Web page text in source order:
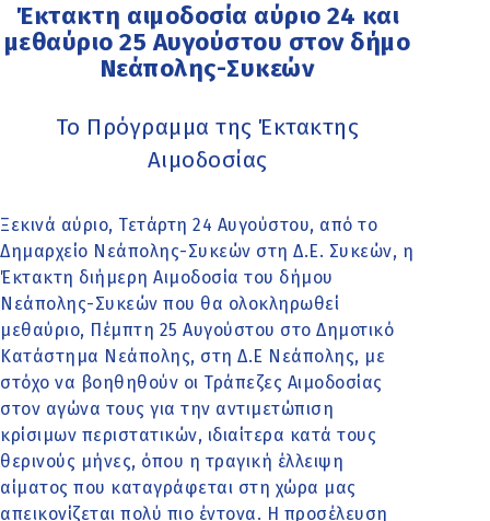
Έκτακτη αιμοδοσία αύριο 24 και
μεθαύριο 25 Αυγούστου στον δήμο
Νεάπολης-Συκεών
Το Πρόγραμμα της Έκτακτης
Αιμοδοσίας
Ξεκινά αύριο, Τετάρτη 24 Αυγούστου, από το
Δημαρχείο Νεάπολης-Συκεών στη Δ.Ε. Συκεών, η
Έκτακτη διήμερη Αιμοδοσία του δήμου
Νεάπολης-Συκεών που θα ολοκληρωθεί
μεθαύριο, Πέμπτη 25 Αυγούστου στο Δημοτικό
Κατάστημα Νεάπολης, στη Δ.Ε Νεάπολης, με
στόχο να βοηθηθούν οι Τράπεζες Αιμοδοσίας
στον αγώνα τους για την αντιμετώπιση
κρίσιμων περιστατικών, ιδιαίτερα κατά τους
θερινούς μήνες, όπου η τραγική έλλειψη
αίματος που καταγράφεται στη χώρα μας
απεικονίζεται πολύ πιο έντονα. Η προσέλευση